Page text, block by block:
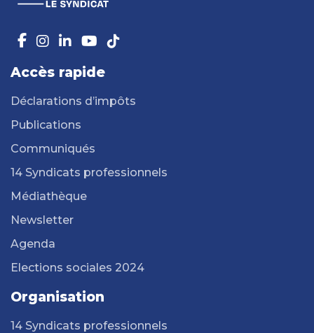
Accès rapide
Déclarations d’impôts
Publications
Communiqués
14 Syndicats professionnels
Médiathèque
Newsletter
Agenda
Elections sociales 2024
Organisation
14 Syndicats professionnels